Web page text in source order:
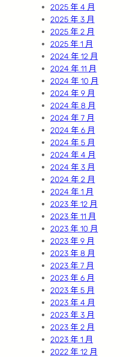
2025 年 4 月
2025 年 3 月
2025 年 2 月
2025 年 1 月
2024 年 12 月
2024 年 11 月
2024 年 10 月
2024 年 9 月
2024 年 8 月
2024 年 7 月
2024 年 6 月
2024 年 5 月
2024 年 4 月
2024 年 3 月
2024 年 2 月
2024 年 1 月
2023 年 12 月
2023 年 11 月
2023 年 10 月
2023 年 9 月
2023 年 8 月
2023 年 7 月
2023 年 6 月
2023 年 5 月
2023 年 4 月
2023 年 3 月
2023 年 2 月
2023 年 1 月
2022 年 12 月